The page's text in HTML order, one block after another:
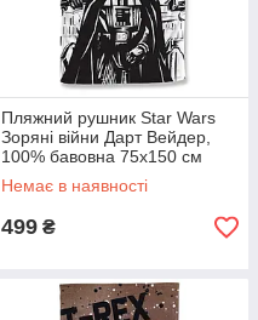
Пляжний рушник Star Wars
Зоряні війни Дарт Вейдер,
100% бавовна 75х150 см
Немає в наявності
499 ₴